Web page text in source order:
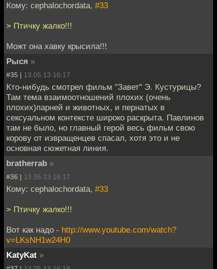
Кому: cephalochordata, #33
> Птичку жалко!!!
Можт она хавку крысила!!!
Рыся »
#35 | 13.05.13 16:17
Кто-нибудь смотрел фильм "Завет" Э. Кустурицы?
Там тема взаимоотношений плохих (очень
плохих)парней и животных, и пернатых в
сексуальном контексте широко раскрыта. Павлинов
там не было, но главный герой весь фильм свою
корову от извращенцев спасал, хотя это и не
основная сюжетная линия.
bratherrab »
#36 | 13.05.13 16:17
Кому: cephalochordata, #33
> Птичку жалко!!!
Вот как надо - http://www.youtube.com/watch?
v=LKsNH1w24H0
KatyKat »